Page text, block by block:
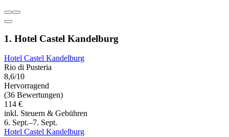
1. Hotel Castel Kandelburg
Hotel Castel Kandelburg
Rio di Pusteria
8,6/10
Hervorragend
(36 Bewertungen)
114 €
inkl. Steuern & Gebühren
6. Sept.–7. Sept.
Hotel Castel Kandelburg